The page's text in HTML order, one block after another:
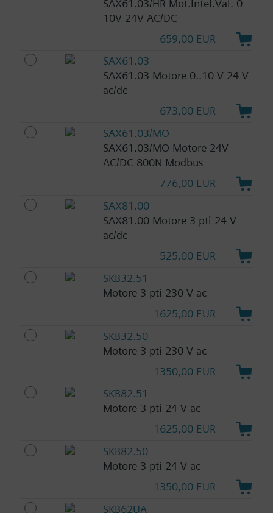
SAX61.03/HR Mot.Intel.Val. 0-
10V 24V AC/DC
659,00 EUR
SAX61.03
SAX61.03 Motore 0..10 V 24 V
ac/dc
673,00 EUR
SAX61.03/MO
SAX61.03/MO Motore 24V
AC/DC 800N Modbus
776,00 EUR
SAX81.00
SAX81.00 Motore 3 pti 24 V
ac/dc
525,00 EUR
SKB32.51
Motore 3 pti 230 V ac
1625,00 EUR
SKB32.50
Motore 3 pti 230 V ac
1350,00 EUR
SKB82.51
Motore 3 pti 24 V ac
1625,00 EUR
SKB82.50
Motore 3 pti 24 V ac
1350,00 EUR
SKB62UA